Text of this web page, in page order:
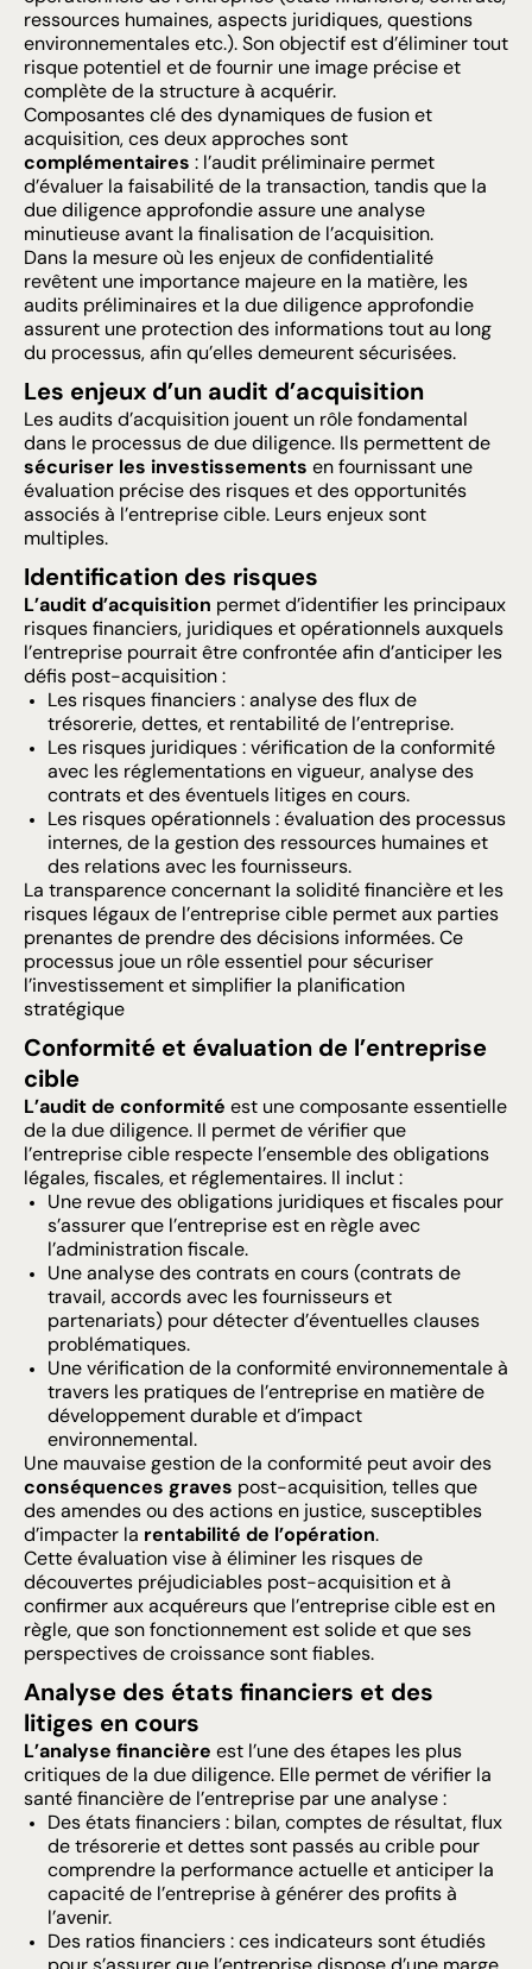
ressources humaines, aspects juridiques, questions
environnementales etc.). Son objectif est d’éliminer tout
risque potentiel et de fournir une image précise et
complète de la structure à acquérir.
Composantes clé des dynamiques de fusion et
acquisition, ces deux approches sont
complémentaires : l’audit préliminaire permet
d’évaluer la faisabilité de la transaction, tandis que la
due diligence approfondie assure une analyse
minutieuse avant la finalisation de l’acquisition.
Dans la mesure où les enjeux de confidentialité
revêtent une importance majeure en la matière, les
audits préliminaires et la due diligence approfondie
assurent une protection des informations tout au long
du processus, afin qu’elles demeurent sécurisées.
Les enjeux d’un audit d’acquisition
Les audits d’acquisition jouent un rôle fondamental
dans le processus de due diligence. Ils permettent de
sécuriser les investissements en fournissant une
évaluation précise des risques et des opportunités
associés à l’entreprise cible. Leurs enjeux sont
multiples.
Identification des risques
L’audit d’acquisition permet d’identifier les principaux
risques financiers, juridiques et opérationnels auxquels
l’entreprise pourrait être confrontée afin d’anticiper les
défis post-acquisition :
Les risques financiers : analyse des flux de
trésorerie, dettes, et rentabilité de l’entreprise.
Les risques juridiques : vérification de la conformité
avec les réglementations en vigueur, analyse des
contrats et des éventuels litiges en cours.
Les risques opérationnels : évaluation des processus
internes, de la gestion des ressources humaines et
des relations avec les fournisseurs.
La transparence concernant la solidité financière et les
risques légaux de l’entreprise cible permet aux parties
prenantes de prendre des décisions informées. Ce
processus joue un rôle essentiel pour sécuriser
l’investissement et simplifier la planification
stratégique
Conformité et évaluation de l’entreprise
cible
L’audit de conformité est une composante essentielle
de la due diligence. Il permet de vérifier que
l’entreprise cible respecte l’ensemble des obligations
légales, fiscales, et réglementaires. Il inclut :
Une revue des obligations juridiques et fiscales pour
s’assurer que l’entreprise est en règle avec
l’administration fiscale.
Une analyse des contrats en cours (contrats de
travail, accords avec les fournisseurs et
partenariats) pour détecter d’éventuelles clauses
problématiques.
Une vérification de la conformité environnementale à
travers les pratiques de l’entreprise en matière de
développement durable et d’impact
environnemental.
Une mauvaise gestion de la conformité peut avoir des
conséquences graves post-acquisition, telles que
des amendes ou des actions en justice, susceptibles
d’impacter la rentabilité de l’opération.
Cette évaluation vise à éliminer les risques de
découvertes préjudiciables post-acquisition et à
confirmer aux acquéreurs que l’entreprise cible est en
règle, que son fonctionnement est solide et que ses
perspectives de croissance sont fiables.
Analyse des états financiers et des
litiges en cours
L’analyse financière est l’une des étapes les plus
critiques de la due diligence. Elle permet de vérifier la
santé financière de l’entreprise par une analyse :
Des états financiers : bilan, comptes de résultat, flux
de trésorerie et dettes sont passés au crible pour
comprendre la performance actuelle et anticiper la
capacité de l’entreprise à générer des profits à
l’avenir.
Des ratios financiers : ces indicateurs sont étudiés